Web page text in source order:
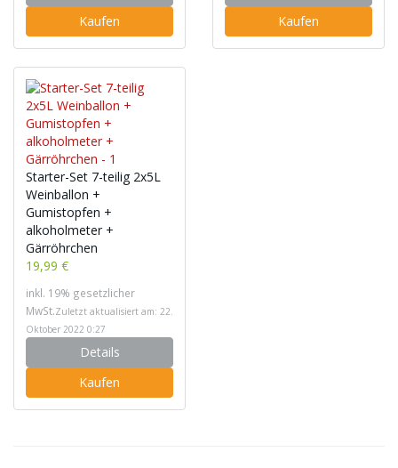
Kaufen
Kaufen
Starter-Set 7-teilig 2x5L
Weinballon +
Gumistopfen +
alkoholmeter +
Gärröhrchen
19,99 €
inkl. 19% gesetzlicher
MwSt.Zuletzt aktualisiert am: 22.
Oktober 2022 0:27
Details
Kaufen